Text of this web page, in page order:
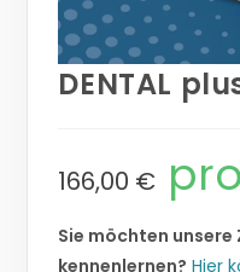
DENTAL
166,00 €
Sie möchten
kennenlernen? Hier